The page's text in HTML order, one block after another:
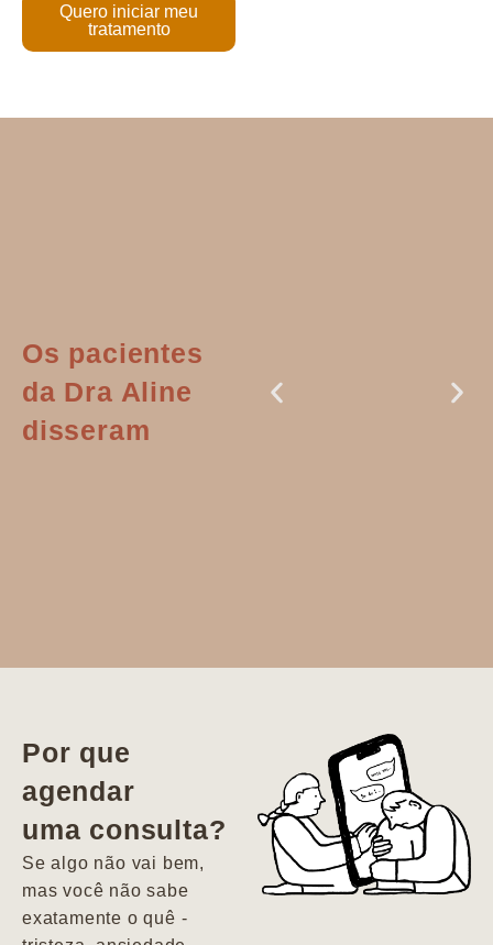
Quero iniciar meu
tratamento
Os pacientes
da Dra Aline
disseram
vida. Ela me
encontrou num
estado misto de
depressão e
agitação com
pensamentos
Por que
agendar
uma consulta?
Se algo não vai bem,
mas você não sabe
exatamente o quê -